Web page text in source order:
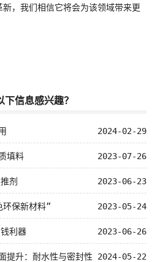
，我们相信它将会为该领域带来更
信息感兴趣？
2024-02-29
2023-07-26
填料
2023-06-23
剂
2023-05-24
保新材料”
2023-06-26
利器
2024-05-22
提升：耐水性与密封性